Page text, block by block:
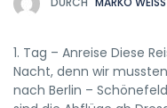
1. Tag – Anreise Diese
Nacht, denn wir
nach Berlin –